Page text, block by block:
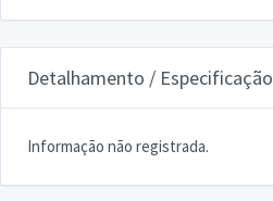
Detalhamento / Especificação
Informação não registrada.